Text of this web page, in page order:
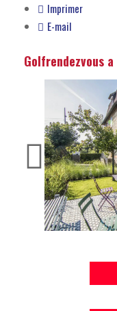
Imprimer
E-mail
Golfrendezvous